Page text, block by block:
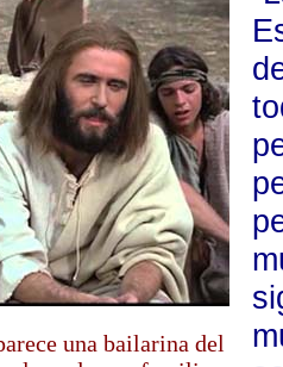
una bailarina del